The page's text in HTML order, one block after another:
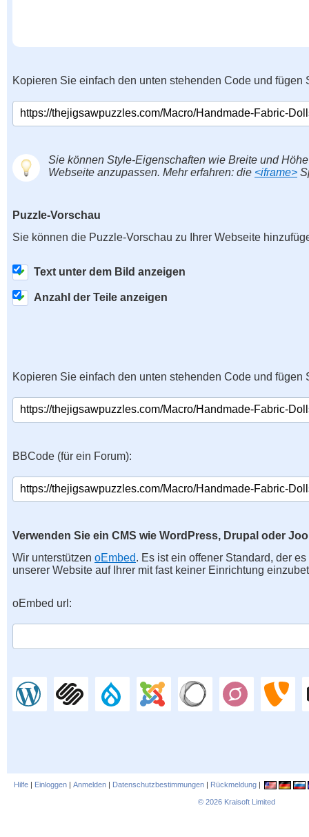
Kopieren Sie einfach den unten stehenden Code und fügen
Sie können Style-Eigenschaften wie Breite und
Webseite anzupassen. Mehr erfahren: die <iframe>
Puzzle-Vorschau
Sie können die Puzzle-Vorschau zu Ihrer Webseite
Text unter dem Bild anzeigen
Anzahl der Teile anzeigen
Kopieren Sie einfach den unten stehenden Code und fügen
BBCode (für ein Forum):
Verwenden Sie ein CMS wie WordPress, Drupal oder
Wir unterstützen oEmbed. Es ist ein offener Standard, der
unserer Website auf Ihrer mit fast keiner Einrichtung
oEmbed url:
Hilfe | Einloggen | Anmelden | Datenschutzbestimmungen | Rückmeldung |
© 2026 Kraisoft Limited